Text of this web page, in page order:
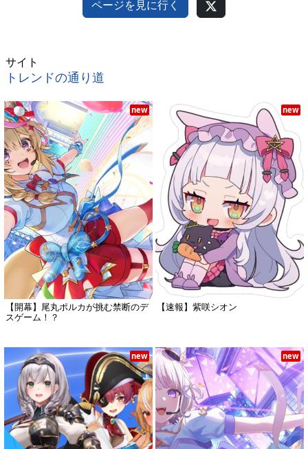
ページを見に行く
サイト
トレンドの通り道
new
【開幕】尾丸ポルカが挑む禁断のデ
スゲーム！？
new
【速報】紫咲シオン
new new